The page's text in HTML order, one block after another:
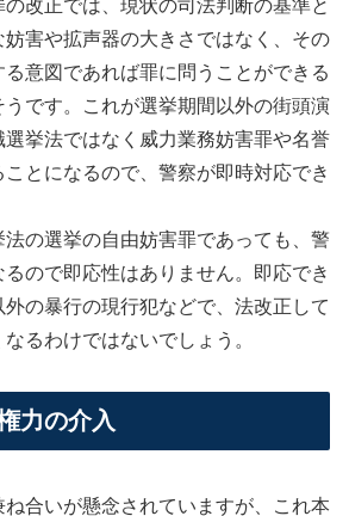
改正では、現状の司法判断の基準と
害や拡声器の大きさではなく、その
意図であれば罪に問うことができる
うです。これが選挙期間以外の街頭演
挙法ではなく威力業務妨害罪や名誉
とになるので、警察が即時対応でき
の選挙の自由妨害罪であっても、警
ので即応性はありません。即応でき
の暴行の現行犯などで、法改正して
るわけではないでしょう。
力の介入
合いが懸念されていますが、これ本